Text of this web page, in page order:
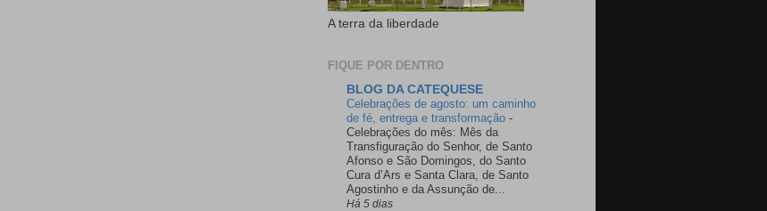
A terra da liberdade
FIQUE POR DENTRO
BLOG DA CATEQUESE
Celebrações de agosto: um caminho
de fé, entrega e transformação -
Celebrações do mês: Mês da
Transfiguração do Senhor, de Santo
Afonso e São Domingos, do Santo
Cura d’Ars e Santa Clara, de Santo
Agostinho e da Assunção de...
Há 5 dias